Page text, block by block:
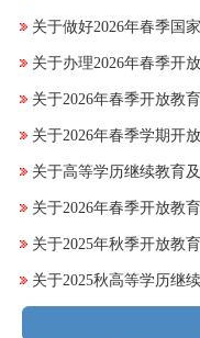
关于做好2026年春季国
关于办理2026年春季开
关于2026年春季开放教
关于2026年春季开放教
关于2025年秋季开放教
关于2025秋高等学历继